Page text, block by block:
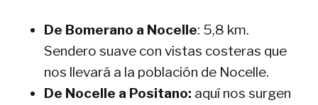
De Bomerano a Nocelle: 5,8 km.
Sendero suave con vistas costeras que
nos llevará a la población de Nocelle.
De Nocelle a Positano: aquí nos surgen